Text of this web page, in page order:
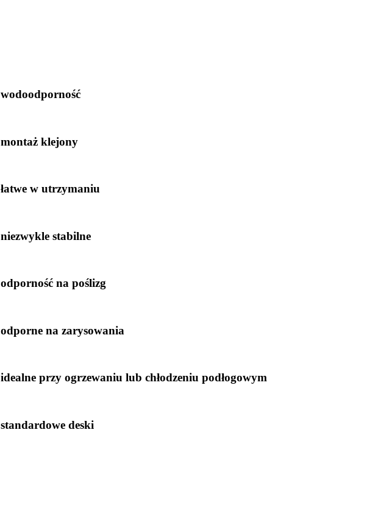
wodoodporność
montaż klejony
łatwe w utrzymaniu
niezwykle stabilne
odporność na poślizg
odporne na zarysowania
idealne przy ogrzewaniu lub chłodzeniu podłogowym
standardowe deski